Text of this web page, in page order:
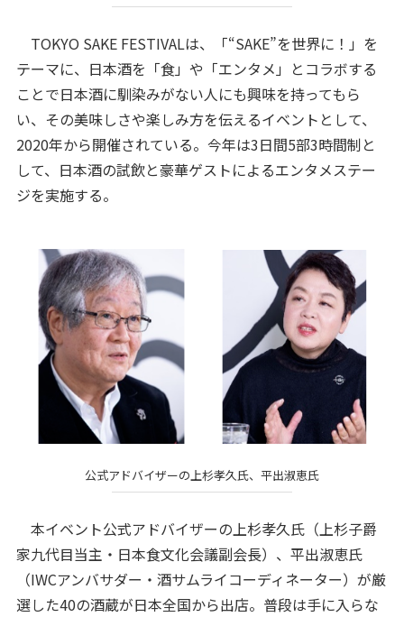
TOKYO SAKE FESTIVALは、「“SAKE”を世界に！」を
テーマに、日本酒を「食」や「エンタメ」とコラボする
ことで日本酒に馴染みがない人にも興味を持ってもら
い、その美味しさや楽しみ方を伝えるイベントとして、
2020年から開催されている。今年は3日間5部3時間制と
して、日本酒の試飲と豪華ゲストによるエンタメステー
ジを実施する。
公式アドバイザーの上杉孝久氏、平出淑恵氏
本イベント公式アドバイザーの上杉孝久氏（上杉子爵
家九代目当主・日本食文化会議副会長）、平出淑恵氏
（IWCアンバサダー・酒サムライコーディネーター）が厳
選した40の酒蔵が日本全国から出店。普段は手に入らな